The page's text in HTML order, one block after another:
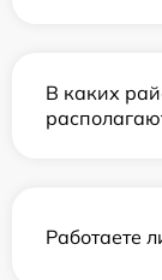
В каких
Работаете